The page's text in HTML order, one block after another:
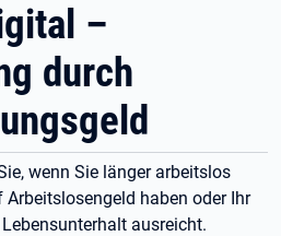
–
durch
wenn Sie länger arbeitslos
haben oder Ihr
ausreicht.